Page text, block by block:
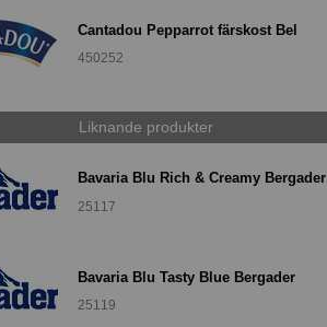
Cantadou Pepparrot färskost Bel
450252
Liknande produkter
Bavaria Blu Rich & Creamy Bergader
25117
Bavaria Blu Tasty Blue Bergader
25119